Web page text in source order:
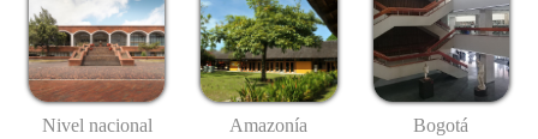
Nivel nacional Amazonía Bogotá